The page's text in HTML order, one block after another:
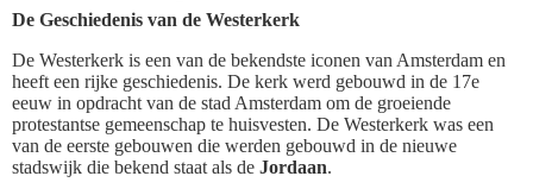
De Geschiedenis van de Westerkerk
De Westerkerk is een van de bekendste iconen van Amsterdam en
heeft een rijke geschiedenis. De kerk werd gebouwd in de 17e
eeuw in opdracht van de stad Amsterdam om de groeiende
protestantse gemeenschap te huisvesten. De Westerkerk was een
van de eerste gebouwen die werden gebouwd in de nieuwe
stadswijk die bekend staat als de Jordaan.